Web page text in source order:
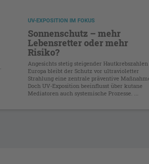
UV-EXPOSITION IM FOKUS
Sonnenschutz – mehr
Lebensretter oder mehr
Risiko?
Angesichts stetig steigender
Europa bleibt der Schutz vor ultravioletter
Strahlung eine zentrale präventive
Doch UV-Exposition beeinflusst über kutane
Mediatoren auch systemische Prozesse. ...